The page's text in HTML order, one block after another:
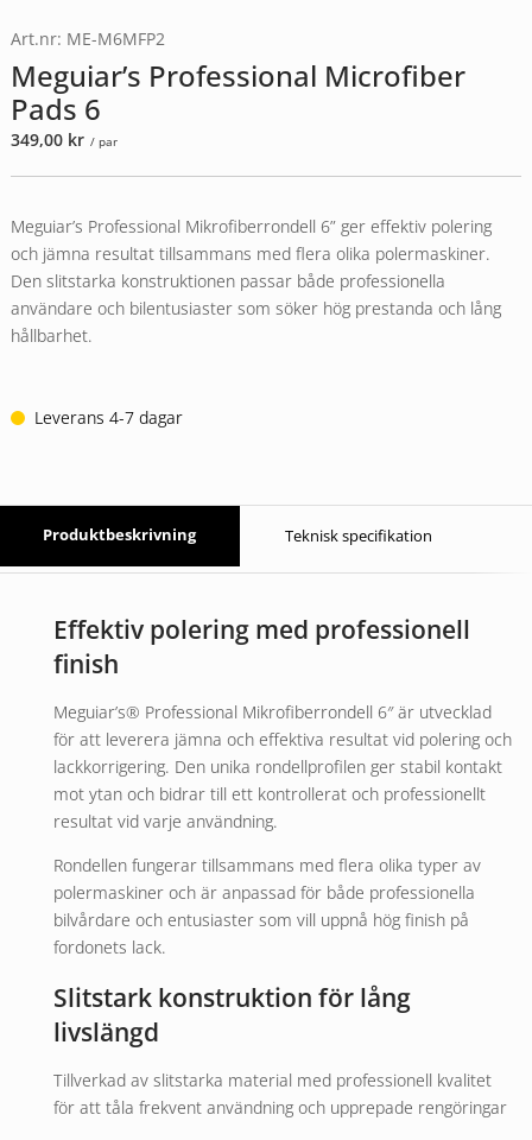
Art.nr: ME-M6MFP2
Meguiar’s Professional Microfiber
Pads 6
349,00 kr / par
Meguiar’s Professional Mikrofiberrondell 6” ger effektiv polering
och jämna resultat tillsammans med flera olika polermaskiner.
Den slitstarka konstruktionen passar både professionella
användare och bilentusiaster som söker hög prestanda och lång
hållbarhet.
Leverans 4-7 dagar
Produktbeskrivning Teknisk specifikation
Effektiv polering med professionell
finish
Meguiar’s® Professional Mikrofiberrondell 6″ är utvecklad
för att leverera jämna och effektiva resultat vid polering och
lackkorrigering. Den unika rondellprofilen ger stabil kontakt
mot ytan och bidrar till ett kontrollerat och professionellt
resultat vid varje användning.
Rondellen fungerar tillsammans med flera olika typer av
polermaskiner och är anpassad för både professionella
bilvårdare och entusiaster som vill uppnå hög finish på
fordonets lack.
Slitstark konstruktion för lång
livslängd
Tillverkad av slitstarka material med professionell kvalitet
för att tåla frekvent användning och upprepade rengöringar